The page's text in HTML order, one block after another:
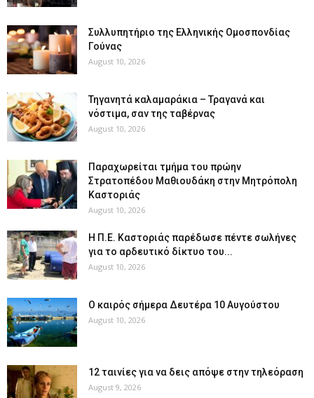
Συλλυπητήριο της Ελληνικής Ομοσπονδίας
Γούνας
August 10, 2026
Τηγανητά καλαμαράκια – Τραγανά και
νόστιμα, σαν της ταβέρνας
August 10, 2026
Παραχωρείται τμήμα του πρώην
Στρατοπέδου Μαθιουδάκη στην Μητρόπολη
Καστοριάς
August 10, 2026
Η Π.Ε. Καστοριάς παρέδωσε πέντε σωλήνες
για το αρδευτικό δίκτυο του...
August 10, 2026
Ο καιρός σήμερα Δευτέρα 10 Αυγούστου
August 10, 2026
12 ταινίες για να δεις απόψε στην τηλεόραση
August 9, 2026